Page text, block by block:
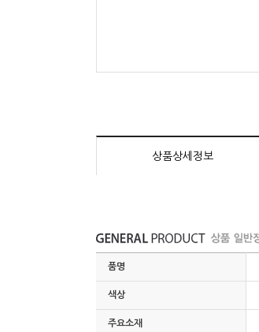
상품상세정보
품명
색상
주요소재